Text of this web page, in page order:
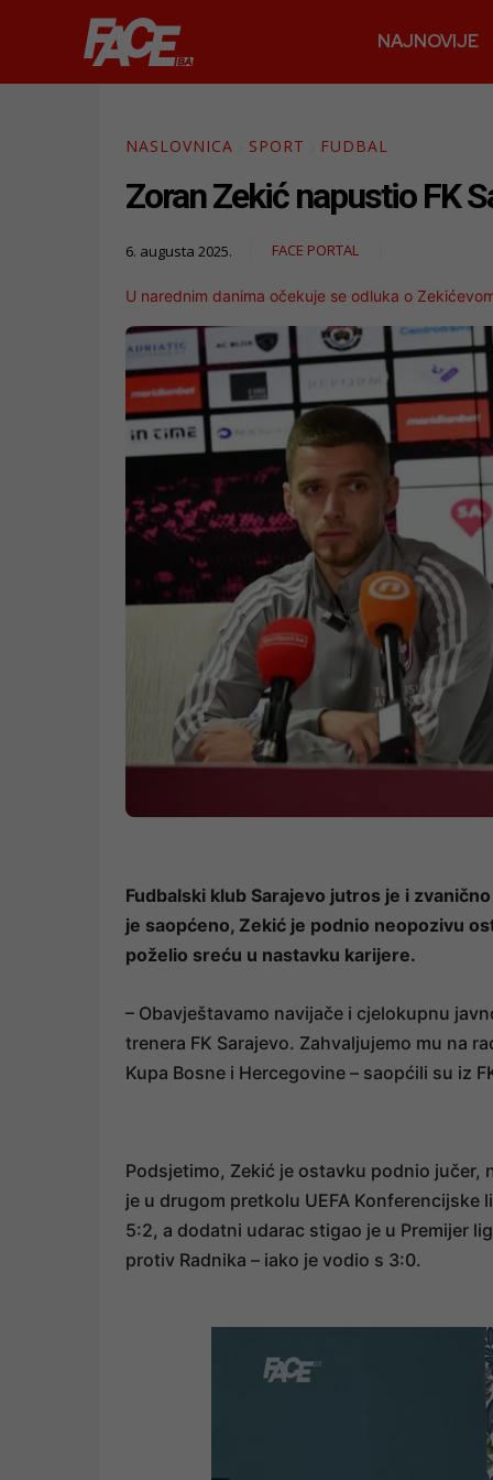
NAJNOVIJE
NASLOVNICA SPORT FUDBAL
Zoran Zekić napustio FK
6. augusta 2025. FACE PORTAL
U narednim danima očekuje se odluka o
Fudbalski klub Sarajevo jutros je i
je saopćeno, Zekić je podnio neopozivu
poželio sreću u nastavku karijere.
– Obavještavamo navijače i cjelokupnu
trenera FK Sarajevo. Zahvaljujemo mu na
Kupa Bosne i Hercegovine – saopćili su iz
Podsjetimo, Zekić je ostavku podnio jučer,
je u drugom pretkolu UEFA
5:2, a dodatni udarac stigao je u Premijer
protiv Radnika – iako je vodio s 3:0.